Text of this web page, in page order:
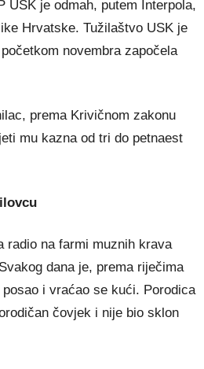
USK je odmah, putem Interpola,
Hrvatske. Tužilaštvo USK je
novembra započela
prema Krivičnom zakonu
mu kazna od tri do petnaest
radio na farmi muznih krava
dana je, prema riječima
i vraćao se kući. Porodica
čovjek i nije bio sklon